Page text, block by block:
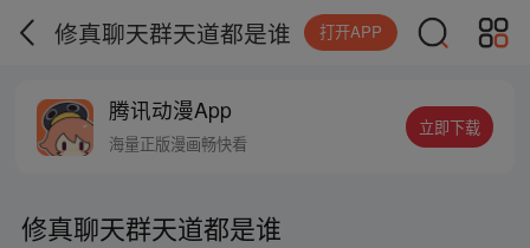
修真聊天群天道都是谁 打开APP
腾讯动漫App
海量正版漫画畅快看
立即下载
修真聊天群天道都是谁